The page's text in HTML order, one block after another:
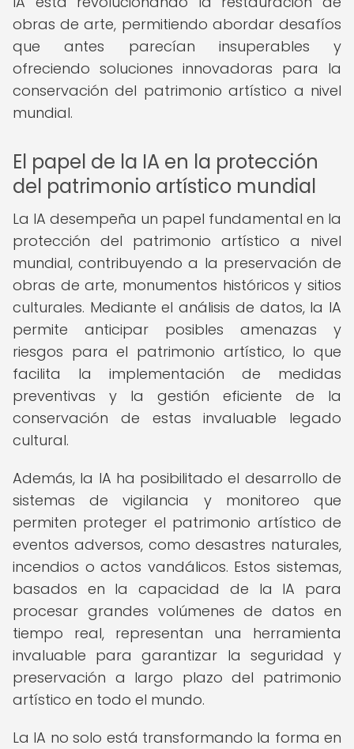
obras de arte, permitiendo abordar desafíos
que antes parecían insuperables y
ofreciendo soluciones innovadoras para la
conservación del patrimonio artístico a nivel
mundial.
El papel de la IA en la protección
del patrimonio artístico mundial
La IA desempeña un papel fundamental en la
protección del patrimonio artístico a nivel
mundial, contribuyendo a la preservación de
obras de arte, monumentos históricos y sitios
culturales. Mediante el análisis de datos, la IA
permite anticipar posibles amenazas y
riesgos para el patrimonio artístico, lo que
facilita la implementación de medidas
preventivas y la gestión eficiente de la
conservación de estas invaluable legado
cultural.
Además, la IA ha posibilitado el desarrollo de
sistemas de vigilancia y monitoreo que
permiten proteger el patrimonio artístico de
eventos adversos, como desastres naturales,
incendios o actos vandálicos. Estos sistemas,
basados en la capacidad de la IA para
procesar grandes volúmenes de datos en
tiempo real, representan una herramienta
invaluable para garantizar la seguridad y
preservación a largo plazo del patrimonio
artístico en todo el mundo.
La IA no solo está transformando la forma en